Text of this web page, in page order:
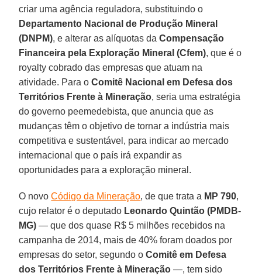
criar uma agência reguladora, substituindo o
Departamento Nacional de Produção Mineral
(DNPM), e alterar as alíquotas daCompensação
Financeira pela Exploração Mineral (Cfem), que é o
royalty cobrado das empresas que atuam na
atividade. Para oComitê Nacional em Defesa dos
Territórios Frente à Mineração, seria uma estratégia
do governo peemedebista, que anuncia que as
mudanças têm o objetivo de tornar a indústria mais
competitiva e sustentável, para indicar ao mercado
internacional que o país irá expandir as
oportunidades para a exploração mineral.
O novoCódigo da Mineração, de que trata a MP 790,
cujo relator é o deputado Leonardo Quintão (PMDB-
MG) — que dos quase R$ 5 milhões recebidos na
campanha de 2014, mais de 40% foram doados por
empresas do setor, segundo oComitê em Defesa
dos Territórios Frente à Mineração —, tem sido